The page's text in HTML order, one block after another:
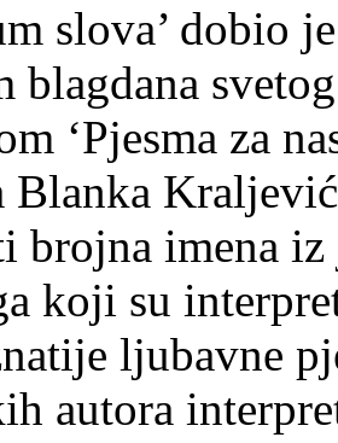
slova’ dobio
blagdana
‘Pjesma za
Blanka
brojna imena
koji su
ljubavne
autora